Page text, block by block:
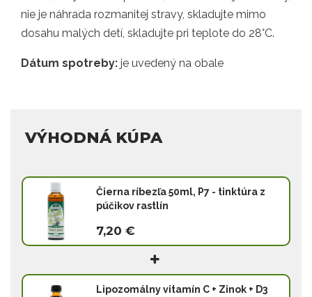
nie je náhrada rozmanitej stravy, skladujte mimo
dosahu malých detí, skladujte pri teplote do 28°C.
Dátum spotreby: je uvedený na obale
VÝHODNÁ KÚPA
Čierna ríbezľa 50ml, P7 - tinktúra z
púčikov rastlín
7,20 €
Lipozomálny vitamín C + Zinok + D3